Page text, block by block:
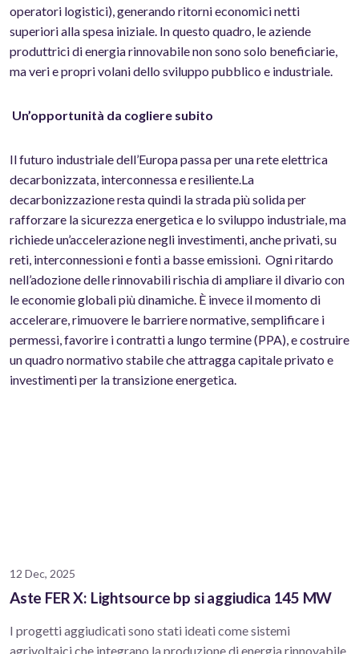
operatori logistici), generando ritorni economici netti
superiori alla spesa iniziale. In questo quadro, le aziende
produttrici di energia rinnovabile non sono solo beneficiarie,
ma veri e propri volani dello sviluppo pubblico e industriale.
Un’opportunità da cogliere subito
Il futuro industriale dell’Europa passa per una rete elettrica
decarbonizzata, interconnessa e resiliente.La
decarbonizzazione resta quindi la strada più solida per
rafforzare la sicurezza energetica e lo sviluppo industriale, ma
richiede un’accelerazione negli investimenti, anche privati, su
reti, interconnessioni e fonti a basse emissioni. Ogni ritardo
nell’adozione delle rinnovabili rischia di ampliare il divario con
le economie globali più dinamiche. È invece il momento di
accelerare, rimuovere le barriere normative, semplificare i
permessi, favorire i contratti a lungo termine (PPA), e costruire
un quadro normativo stabile che attragga capitale privato e
investimenti per la transizione energetica.
12 Dec, 2025
Aste FER X: Lightsource bp si aggiudica 145 MW
I progetti aggiudicati sono stati ideati come sistemi
agrivoltaici che integrano la produzione di energia rinnovabile